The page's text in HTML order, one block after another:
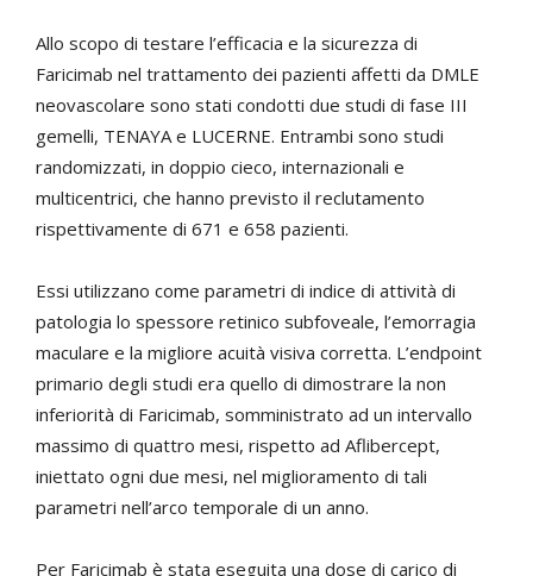
Allo scopo di testare l’efficacia e la sicurezza di
Faricimab nel trattamento dei pazienti affetti da DMLE
neovascolare sono stati condotti due studi di fase III
gemelli, TENAYA e LUCERNE. Entrambi sono studi
randomizzati, in doppio cieco, internazionali e
multicentrici, che hanno previsto il reclutamento
rispettivamente di 671 e 658 pazienti.
Essi utilizzano come parametri di indice di attività di
patologia lo spessore retinico subfoveale, l’emorragia
maculare e la migliore acuità visiva corretta. L’endpoint
primario degli studi era quello di dimostrare la non
inferiorità di Faricimab, somministrato ad un intervallo
massimo di quattro mesi, rispetto ad Aflibercept,
iniettato ogni due mesi, nel miglioramento di tali
parametri nell’arco temporale di un anno.
Per Faricimab è stata eseguita una dose di carico di